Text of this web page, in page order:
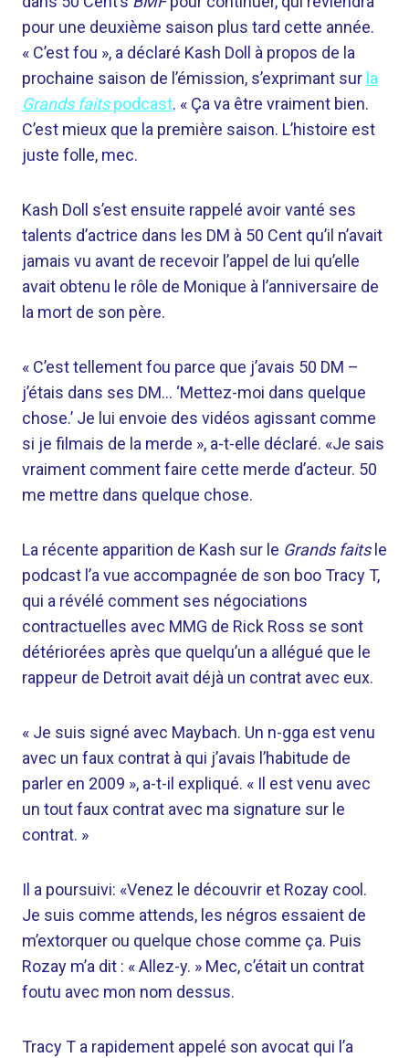
pour une deuxième saison plus tard cette année.
« C’est fou », a déclaré Kash Doll à propos de la
prochaine saison de l’émission, s’exprimant sur la
Grands faitspodcast. « Ça va être vraiment bien.
C’est mieux que la première saison. L’histoire est
juste folle, mec.
Kash Doll s’est ensuite rappelé avoir vanté ses
talents d’actrice dans les DM à 50 Cent qu’il n’avait
jamais vu avant de recevoir l’appel de lui qu’elle
avait obtenu le rôle de Monique à l’anniversaire de
la mort de son père.
« C’est tellement fou parce que j’avais 50 DM –
j’étais dans ses DM… ‘Mettez-moi dans quelque
chose.’ Je lui envoie des vidéos agissant comme
si je filmais de la merde », a-t-elle déclaré. «Je sais
vraiment comment faire cette merde d’acteur. 50
me mettre dans quelque chose.
La récente apparition de Kash sur le Grands faitsle
podcast l’a vue accompagnée de son boo Tracy T,
qui a révélé comment ses négociations
contractuelles avec MMG de Rick Ross se sont
détériorées après que quelqu’un a allégué que le
rappeur de Detroit avait déjà un contrat avec eux.
« Je suis signé avec Maybach. Un n-gga est venu
avec un faux contrat à qui j’avais l’habitude de
parler en 2009 », a-t-il expliqué. « Il est venu avec
un tout faux contrat avec ma signature sur le
contrat. »
Il a poursuivi: «Venez le découvrir et Rozay cool.
Je suis comme attends, les négros essaient de
m’extorquer ou quelque chose comme ça. Puis
Rozay m’a dit : « Allez-y. » Mec, c’était un contrat
foutu avec mon nom dessus.
Tracy T a rapidement appelé son avocat qui l’a